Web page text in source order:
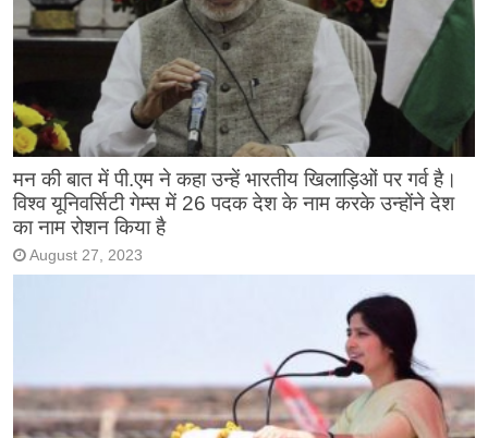
मन की बात में पी.एम ने कहा उन्हें भारतीय खिलाड़िओं पर गर्व है।
विश्व यूनिवर्सिटी गेम्स में 26 पदक देश के नाम करके उन्होंने देश
का नाम रोशन किया है
August 27, 2023